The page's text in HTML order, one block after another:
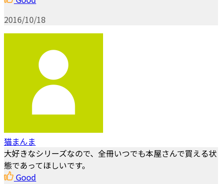
2016/10/18
猫まんま
大好きなシリーズなので、全冊いつでも本屋さんで買える状
態であってほしいです。
Good